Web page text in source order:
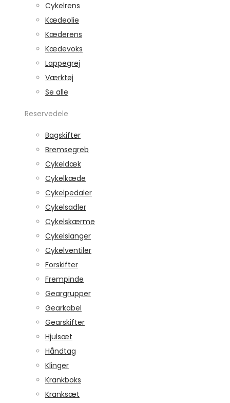
Cykelrens
Kædeolie
Kæderens
Kædevoks
Lappegrej
Værktøj
Se alle
Reservedele
Bagskifter
Bremsegreb
Cykeldæk
Cykelkæde
Cykelpedaler
Cykelsadler
Cykelskærme
Cykelslanger
Cykelventiler
Forskifter
Frempinde
Geargrupper
Gearkabel
Gearskifter
Hjulsæt
Håndtag
Klinger
Krankboks
Kranksæt